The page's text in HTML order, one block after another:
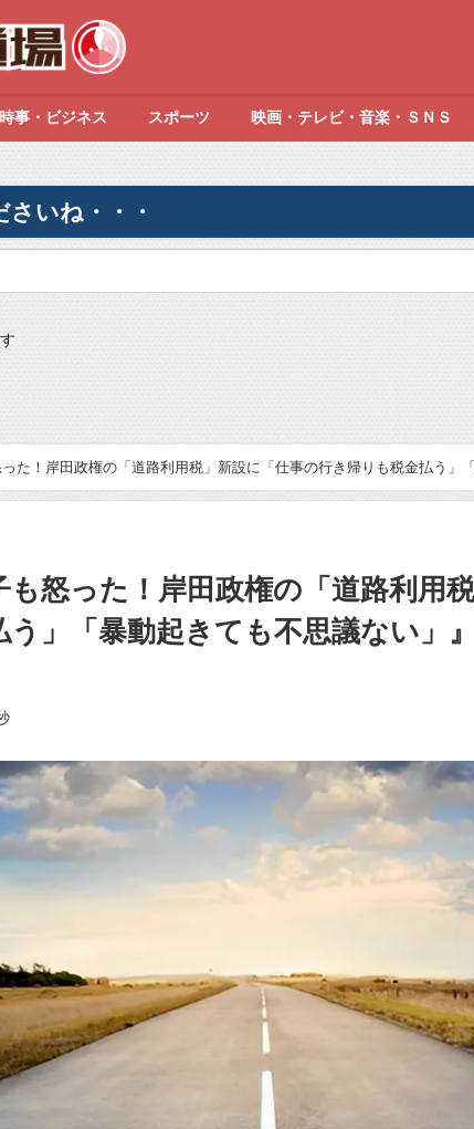
時事・ビジネス スポーツ 映画・テレビ・音楽・ＳＮＳ
いね・・・
った！岸田政権の「道路利用税」新設に「仕事の行き帰りも税金払う」
も怒った！岸田政権の「道路利用
う」「暴動起きても不思議ない